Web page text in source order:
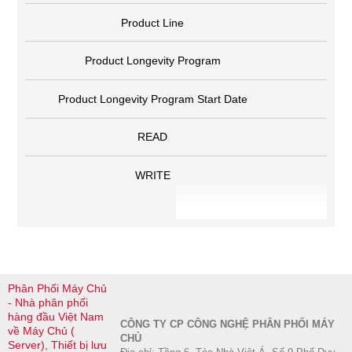
Product Line
Product Longevity Program
Product Longevity Program Start Date
READ
WRITE
Phân Phối Máy Chủ
- Nhà phân phối
hàng đầu Việt Nam
về Máy Chủ (
Server), Thiết bị lưu
CÔNG TY CP CÔNG NGHỆ PHÂN PHỐI MÁY
CHỦ